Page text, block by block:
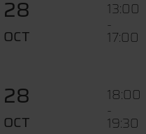
28
OCT
13:00
-
17:00
28
OCT
18:00
-
19:30